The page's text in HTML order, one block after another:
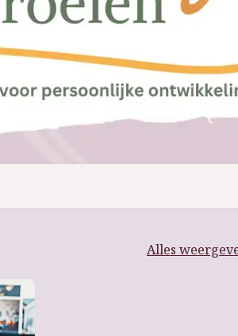
Alles